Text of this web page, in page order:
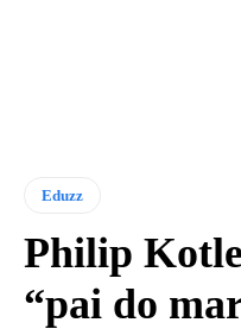
Eduzz
Philip
“pai do